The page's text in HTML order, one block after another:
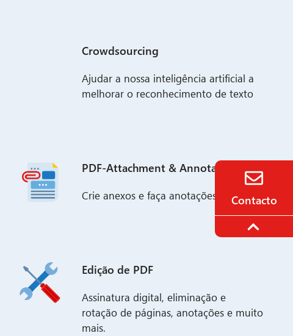
Crowdsourcing
Ajudar a nossa inteligência artificial a
melhorar o reconhecimento de texto
PDF-Attachment & Annotationen
Crie anexos e faça anotações.
Edição de PDF
Assinatura digital, eliminação e
rotação de páginas, anotações e muito
mais.
Contacto